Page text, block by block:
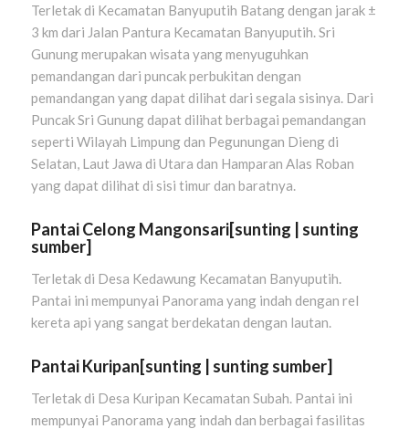
Terletak di Kecamatan Banyuputih Batang dengan jarak ±
3 km dari Jalan Pantura Kecamatan Banyuputih. Sri
Gunung merupakan wisata yang menyuguhkan
pemandangan dari puncak perbukitan dengan
pemandangan yang dapat dilihat dari segala sisinya. Dari
Puncak Sri Gunung dapat dilihat berbagai pemandangan
seperti Wilayah Limpung dan Pegunungan Dieng di
Selatan, Laut Jawa di Utara dan Hamparan Alas Roban
yang dapat dilihat di sisi timur dan baratnya.
Pantai Celong Mangonsari[sunting
sunting
sumber]
Terletak di Desa Kedawung Kecamatan Banyuputih.
Pantai ini mempunyai Panorama yang indah dengan rel
kereta api yang sangat berdekatan dengan lautan.
Pantai Kuripan[sunting sunting sumber]
Terletak di Desa Kuripan Kecamatan Subah. Pantai ini
mempunyai Panorama yang indah dan berbagai fasilitas